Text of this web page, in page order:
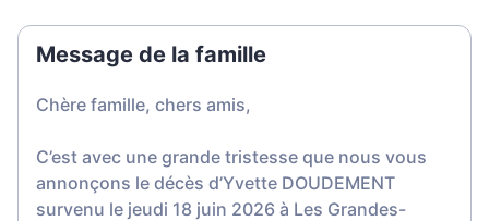
Message de la famille
Chère famille, chers amis,
C’est avec une grande tristesse que nous vous
annonçons le décès d’Yvette DOUDEMENT
survenu le jeudi 18 juin 2026 à Les Grandes-